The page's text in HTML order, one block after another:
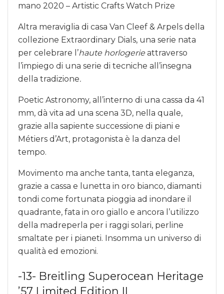
mano 2020 – Artistic Crafts Watch Prize
Altra meraviglia di casa Van Cleef & Arpels della
collezione Extraordinary Dials, una serie nata
per celebrare l’haute horlogerie attraverso
l’impiego di una serie di tecniche all’insegna
della tradizione.
Poetic Astronomy, all’interno di una cassa da 41
mm, dà vita ad una scena 3D, nella quale,
grazie alla sapiente successione di piani e
Métiers d’Art, protagonista è la danza del
tempo.
Movimento ma anche tanta, tanta eleganza,
grazie a cassa e lunetta in oro bianco, diamanti
tondi come fortunata pioggia ad inondare il
quadrante, fata in oro giallo e ancora l’utilizzo
della madreperla per i raggi solari, perline
smaltate per i pianeti. Insomma un universo di
qualità ed emozioni.
-13- Breitling Superocean Heritage
’57 Limited Edition II